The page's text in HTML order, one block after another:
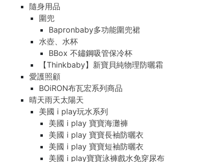
隨身用品
圍兜
Bapronbaby多功能圍兜裙
水壺、水杯
BBox 不鏽鋼吸管保冷杯
【Thinkbaby】新寶貝純物理防曬霜
愛護照顧
BOiRON布瓦宏系列商品
晴天雨天太陽天
美國 i play玩水系列
美國 i play 寶寶海灘褲
美國 i play 寶寶長袖防曬衣
美國 i play 寶寶短袖防曬衣
美國 i play寶寶泳褲戲水免穿尿布